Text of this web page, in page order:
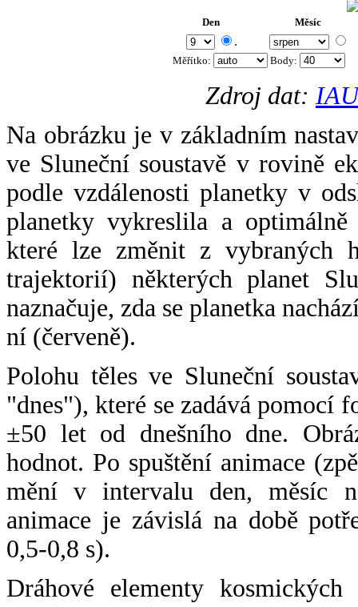
Den Měsíc
.
Měřítko: Body:
Zdroj dat:
Na obrázku je v základním
ve Sluneční soustavě v rovině
podle vzdálenosti planetky v
planetky vykreslila a
které lze změnit z vybraných
trajektorií) některých planet
naznačuje, zda se planetka
ní (červeně).
Polohu těles ve Sluneční
"dnes"), které se zadává pomocí
±50 let od dnešního dne.
hodnot. Po spuštění animace
mění v intervalu den, měsíc
animace je závislá na době
0,5-0,8 s).
Dráhové elementy